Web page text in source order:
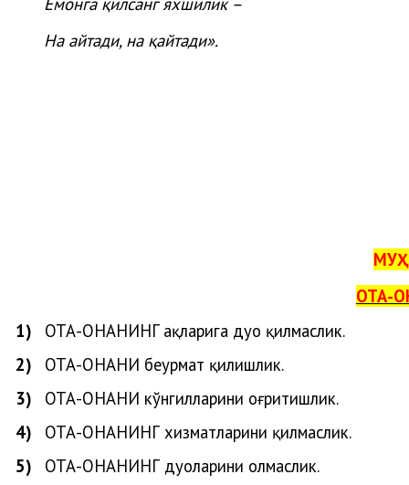
На айтади, на қайтади».
ОТА-
1)
ОТА-ОНАНИНГ ҳақларига дуо қилмаслик.
2)
ОТА-ОНАНИ беҳурмат қилишлик.
3)
ОТА-ОНАНИ кўнгилларини оғритишлик.
4)
ОТА-ОНАНИНГ хизматларини қилмаслик.
5)
ОТА-ОНАНИНГ дуоларини олмаслик.